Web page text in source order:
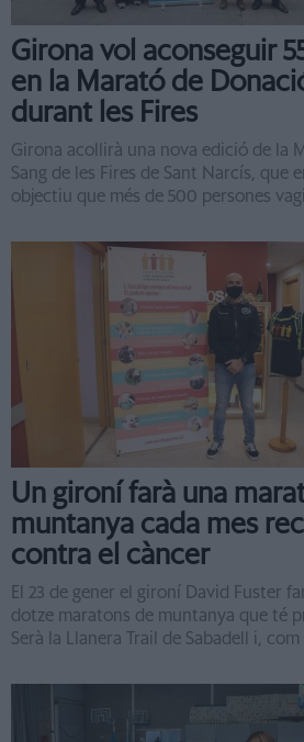
Girona vol aconseguir
en la Marató de
durant les Fires
Girona acollirà una nova edició de la
Sang de les Fires de Sant Narcís, que
objectiu que més de 500 persones
Un gironí farà una
muntanya cada mes
contra el càncer
El 23 de gener el gironí David Fuster
dotze maratons de muntanya que té
Serà la Llanera Trail de Sabadell i, com